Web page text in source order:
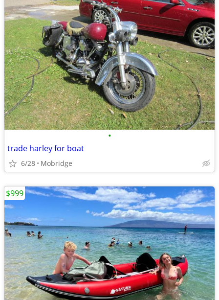
•
trade harley for boat
6/28 Mobridge
$999